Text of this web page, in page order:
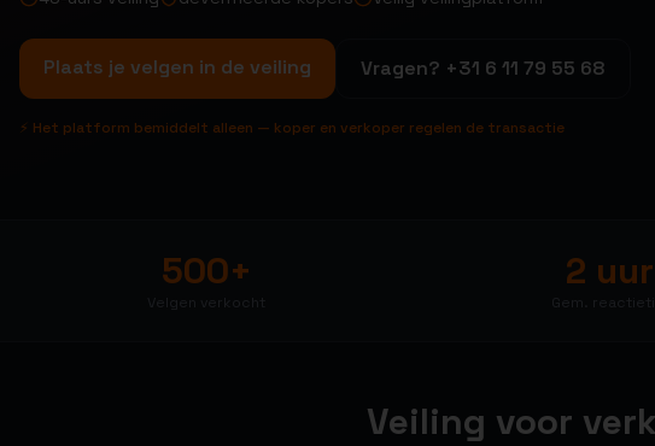
Plaats je velgen in de veiling Vragen? +31 6 11 79 55 68
⚡ Het platform bemiddelt alleen — koper en verkoper regelen de transactie
500+ 2 uur
Veiling voor